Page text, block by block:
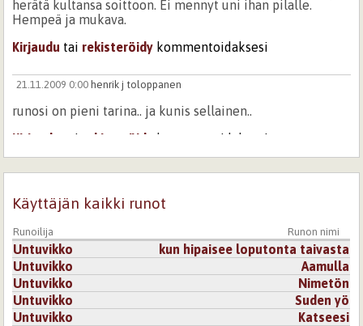
herätä kultansa soittoon. Ei mennyt uni ihan pilalle.
Hempeä ja mukava.
Kirjaudu tai rekisteröidy kommentoidaksesi
21.11.2009 0:00 henrik j toloppanen
runosi on pieni tarina.. ja kunis sellainen..
Kirjaudu
tai rekisteröidy kommentoidaksesi
21.11.2009 0:00Höpsölokki
Onneksi ei soittanut joku myyjä :) Paljon miellyttävämpi
herätä kultansa soittoon. Ei mennyt uni ihan pilalle.
Hempeä ja mukava.
Kirjaudutairekisteröidykommentoidaksesi
Käyttäjän kaikki runot
Runoilija Runon nimi
Untuvikko
kun hipaisee loputonta taivasta
Untuvikko
Aamulla
Untuvikko
Nimetön
Untuvikko
Suden yö
Untuvikko
Katseesi